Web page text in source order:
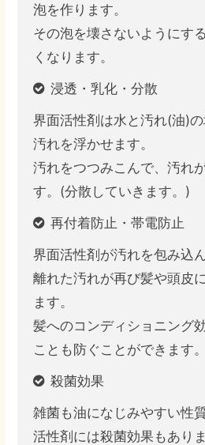
泡を作ります。
その泡を壊さないようにす
くなります。
浸透・乳化・分散
界面活性剤は水と汚れ(油)の
汚れを浮かせます。
汚れをつつみこんで、汚れ
す。(分散していきます。)
再付着防止・帯電防止
界面活性剤が汚れを包み込
離れた汚れが再び髪や頭皮
ます。
髪へのコンディショニング
ことも防ぐことができます。
殺菌効果
雑菌も油になじみやすい性
活性剤には殺菌効果もありま